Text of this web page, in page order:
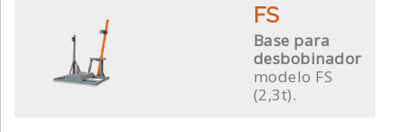
FS
Base para
desbobinador
modelo FS
(2,3t).